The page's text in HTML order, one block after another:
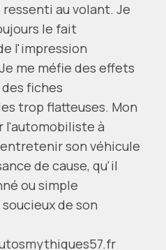
au volant. Je
le fait
l'impression
me méfie des effets
fiches
trop flatteuses. Mon
l'automobiliste à
son véhicule
de cause, qu'il
ou simple
de son